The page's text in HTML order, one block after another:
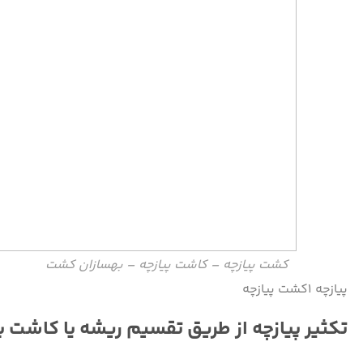
کشت پیازچه – کاشت پیازچه – بهسازان کشت
پیازچه ۱کشت پیازچه
تکثیر پیازچه از طریق تقسیم ریشه یا کاشت